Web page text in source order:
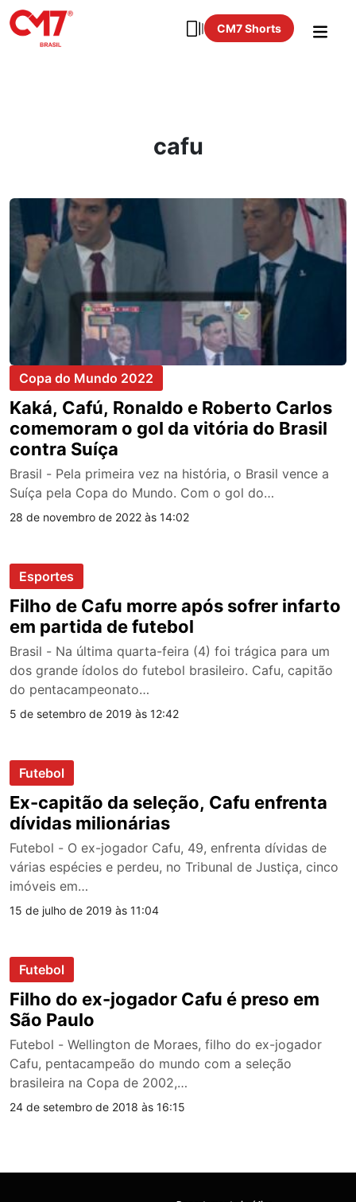
CM7 Shorts
cafu
Copa do Mundo 2022
Kaká, Cafú, Ronaldo e Roberto Carlos
comemoram o gol da vitória do Brasil
contra Suíça
Brasil - Pela primeira vez na história, o Brasil vence a
Suíça pela Copa do Mundo. Com o gol do…
28 de novembro de 2022 às 14:02
Esportes
Filho de Cafu morre após sofrer infarto
em partida de futebol
Brasil - Na última quarta-feira (4) foi trágica para um
dos grande ídolos do futebol brasileiro. Cafu, capitão
do pentacampeonato…
5 de setembro de 2019 às 12:42
Futebol
Ex-capitão da seleção, Cafu enfrenta
dívidas milionárias
Futebol - O ex-jogador Cafu, 49, enfrenta dívidas de
várias espécies e perdeu, no Tribunal de Justiça, cinco
imóveis em…
15 de julho de 2019 às 11:04
Futebol
Filho do ex-jogador Cafu é preso em
São Paulo
Futebol - Wellington de Moraes, filho do ex-jogador
Cafu, pentacampeão do mundo com a seleção
brasileira na Copa de 2002,…
24 de setembro de 2018 às 16:15